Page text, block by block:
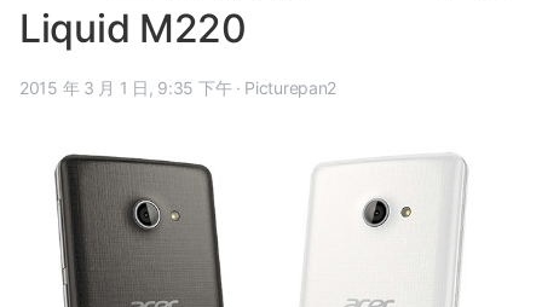
Liquid M220
2015 年 3 月 1 日, 9:35 下午 · Picturepan2